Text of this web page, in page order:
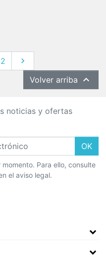
2 Siguiente

Volver arriba 
noticias y ofertas
OK
Para ello, consulte
el aviso legal.